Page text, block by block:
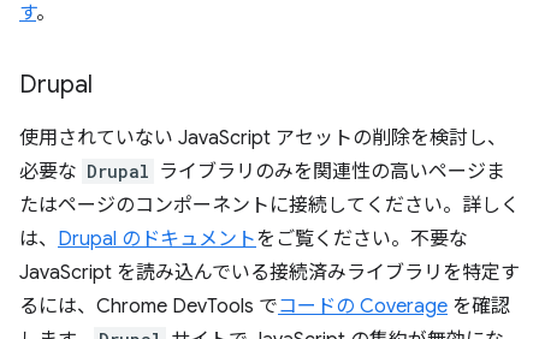
す。
Drupal
使用されていない JavaScript アセットの削除を検討し、
必要な Drupal ライブラリのみを関連性の高いページま
たはページのコンポーネントに接続してください。詳しく
は、 Drupal のドキュメントをご覧ください。不要な
JavaScript を読み込んでいる接続済みライブラリを特定す
るには、Chrome DevTools でコードの Coverage を確認